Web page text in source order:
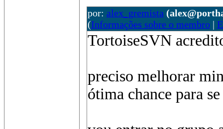
por: alex_gremista
(Informações sobre o membro|
TortoiseSVN
preciso melhorar
ótima chance para